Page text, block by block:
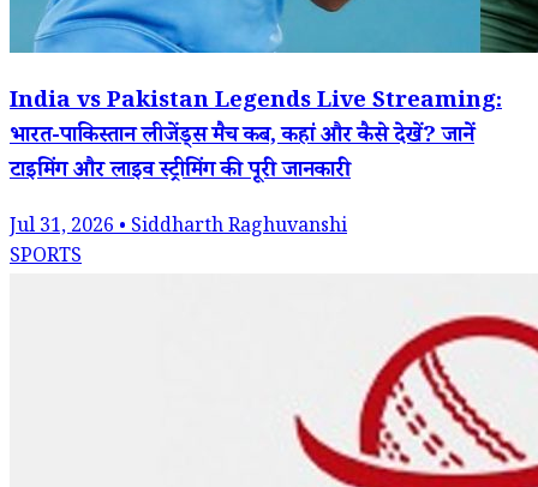
India vs Pakistan Legends Live Streaming:
भारत-पाकिस्तान लीजेंड्स मैच कब, कहां और कैसे देखें? जानें
टाइमिंग और लाइव स्ट्रीमिंग की पूरी जानकारी
Jul 31, 2026 • Siddharth Raghuvanshi
SPORTS